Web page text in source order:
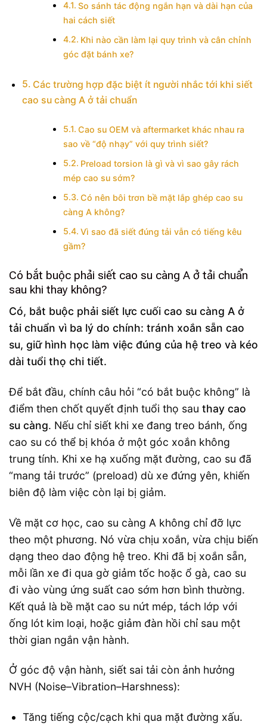
So sánh tác động ngắn hạn và dài hạn của
hai cách siết
Khi nào cần làm lại quy trình và cân chỉnh
góc đặt bánh xe?
Các trường hợp đặc biệt ít người nhắc tới khi siết
cao su càng A ở tải chuẩn
Cao su OEM và aftermarket khác nhau ra
sao về “độ nhạy” với quy trình siết?
Preload torsion là gì và vì sao gây rách
mép cao su sớm?
Có nên bôi trơn bề mặt lắp ghép cao su
càng A không?
Vì sao đã siết đúng tải vẫn có tiếng kêu
gầm?
Có bắt buộc phải siết cao su càng A ở tải chuẩn
sau khi thay không?
Có, bắt buộc phải siết lực cuối cao su càng A ở
tải chuẩn vì ba lý do chính: tránh xoắn sẵn cao
su, giữ hình học làm việc đúng của hệ treo và kéo
dài tuổi thọ chi tiết.
Để bắt đầu, chính câu hỏi “có bắt buộc không” là
điểm then chốt quyết định tuổi thọ sau thay cao
su càng. Nếu chỉ siết khi xe đang treo bánh, ống
cao su có thể bị khóa ở một góc xoắn không
trung tính. Khi xe hạ xuống mặt đường, cao su đã
“mang tải trước” (preload) dù xe đứng yên, khiến
biên độ làm việc còn lại bị giảm.
Về mặt cơ học, cao su càng A không chỉ đỡ lực
theo một phương. Nó vừa chịu xoắn, vừa chịu biến
dạng theo dao động hệ treo. Khi đã bị xoắn sẵn,
mỗi lần xe đi qua gờ giảm tốc hoặc ổ gà, cao su
đi vào vùng ứng suất cao sớm hơn bình thường.
Kết quả là bề mặt cao su nứt mép, tách lớp với
ống lót kim loại, hoặc giảm đàn hồi chỉ sau một
thời gian ngắn vận hành.
Ở góc độ vận hành, siết sai tải còn ảnh hưởng
NVH (Noise–Vibration–Harshness):
Tăng tiếng cộc/cạch khi qua mặt đường xấu.